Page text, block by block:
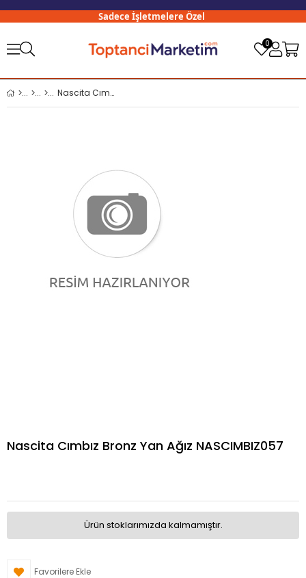
Sadece İşletmelere Özel
0
Nascita Cımbız Bronz Yan Ağız NASCIMBIZ057
Nascita Cımbız Bronz Yan Ağız NASCIMBIZ057
Ürün stoklarımızda kalmamıştır.
Favorilere Ekle